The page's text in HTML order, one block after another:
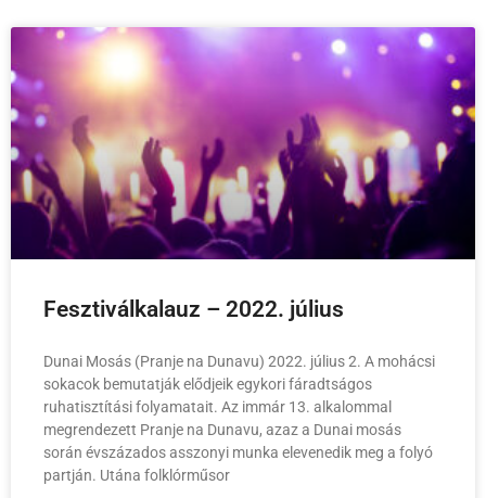
Fesztiválkalauz – 2022. július
Dunai Mosás (Pranje na Dunavu) 2022. július 2. A mohácsi
sokacok bemutatják elődjeik egykori fáradtságos
ruhatisztítási folyamatait. Az immár 13. alkalommal
megrendezett Pranje na Dunavu, azaz a Dunai mosás
során évszázados asszonyi munka elevenedik meg a folyó
partján. Utána folklórműsor